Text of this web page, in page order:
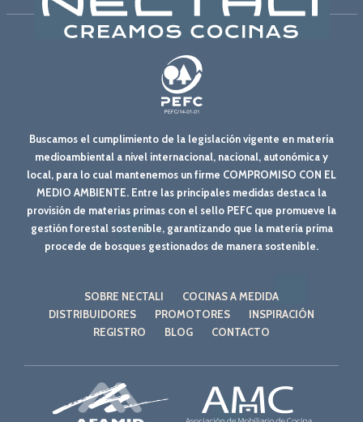
Buscamos el cumplimiento de la legislación vigente en materia
medioambiental a nivel internacional, nacional, autonómica y
local, para lo cual mantenemos un firme COMPROMISO CON EL
MEDIO AMBIENTE. Entre las principales medidas destaca la
provisión de materias primas con el sello PEFC que promueve la
gestión forestal sostenible, garantizando que la materia prima
procede de bosques gestionados de manera sostenible.
SOBRE NECTALI
COCINAS A MEDIDA
DISTRIBUIDORES
PROMOTORES
INSPIRACIÓN
REGISTRO
BLOG CONTACTO